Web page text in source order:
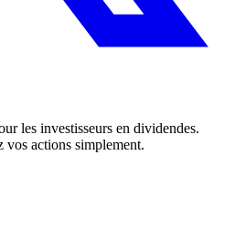
les investisseurs en dividendes.
vos actions simplement.